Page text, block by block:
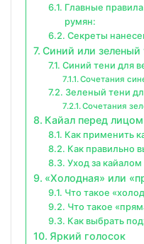
Главные
румян:
Секреты
Синий или зеленый
Синий тени для
Сочетания
Зеленый тени
Сочетания
Кайал перед лицом
Как применить
Как правильно
Уход за кайалом
«Холодная» или
Что такое
Что такое
Как выбрать
Яркий голосок